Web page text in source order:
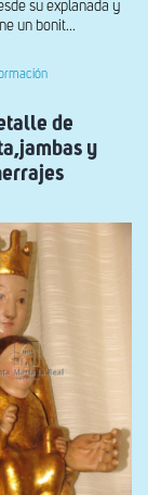
su explanada y
un bonit...
de
y